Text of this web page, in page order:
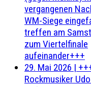
vergangenen
WM-Siege
treffen am
zum Viertelfinale
aufeinander+++
29. Mai 2026 |
Rockmusiker